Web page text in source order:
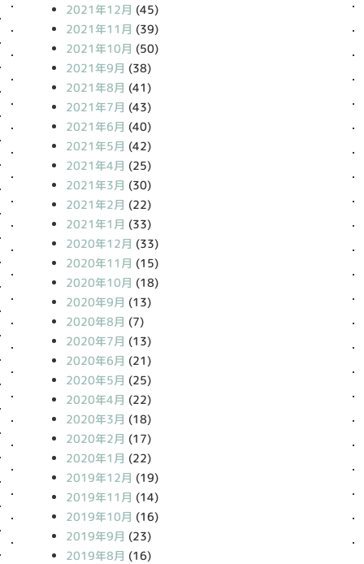
2021年12月 (45)
2021年11月 (39)
2021年10月 (50)
2021年9月 (38)
2021年8月 (41)
2021年7月 (43)
2021年6月 (40)
2021年5月 (42)
2021年4月 (25)
2021年3月 (30)
2021年2月 (22)
2021年1月 (33)
2020年12月 (33)
2020年11月 (15)
2020年10月 (18)
2020年9月 (13)
2020年8月 (7)
2020年7月 (13)
2020年6月 (21)
2020年5月 (25)
2020年4月 (22)
2020年3月 (18)
2020年2月 (17)
2020年1月 (22)
2019年12月 (19)
2019年11月 (14)
2019年10月 (16)
2019年9月 (23)
2019年8月 (16)